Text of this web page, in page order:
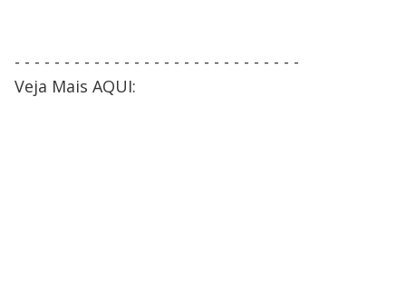
- - - - - - - - - - - - - - - - - - - - - - - - - - - - -
Veja Mais AQUI: